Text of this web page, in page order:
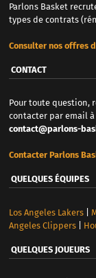
Parlons Basket
types de contrats
Consulter nos offres
CONTACT
Pour toute question,
contacter par email à
contact@parlons-
Contacter Parlons
QUELQUES ÉQUIPES
Los Angeles Lakers|
Angeles Clippers|
QUELQUES JOUEURS